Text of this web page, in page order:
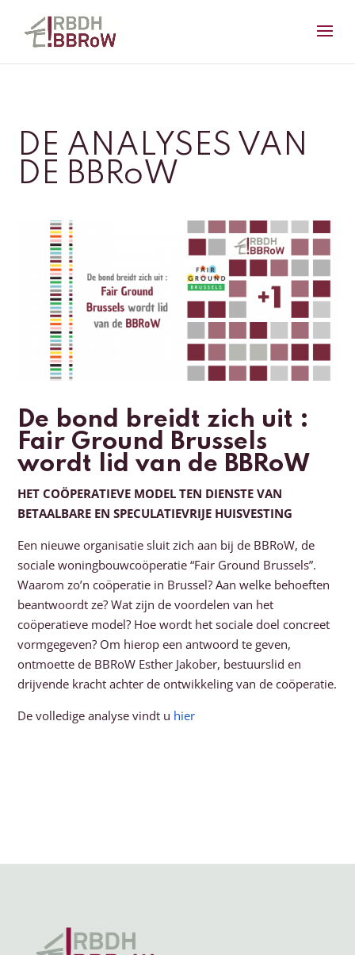
DE ANALYSES VAN
DE BBRoW
De bond breidt zich uit :
Fair Ground Brussels
wordt lid van de BBRoW
HET COÖPERATIEVE MODEL TEN DIENSTE VAN
BETAALBARE EN SPECULATIEVRIJE HUISVESTING
Een nieuwe organisatie sluit zich aan bij de BBRoW, de
sociale woningbouwcoöperatie “Fair Ground Brussels”.
Waarom zo’n coöperatie in Brussel? Aan welke behoeften
beantwoordt ze? Wat zijn de voordelen van het
coöperatieve model? Hoe wordt het sociale doel concreet
vormgegeven? Om hierop een antwoord te geven,
ontmoette de BBRoW Esther Jakober, bestuurslid en
drijvende kracht achter de ontwikkeling van de coöperatie.
De volledige analyse vindt u hier